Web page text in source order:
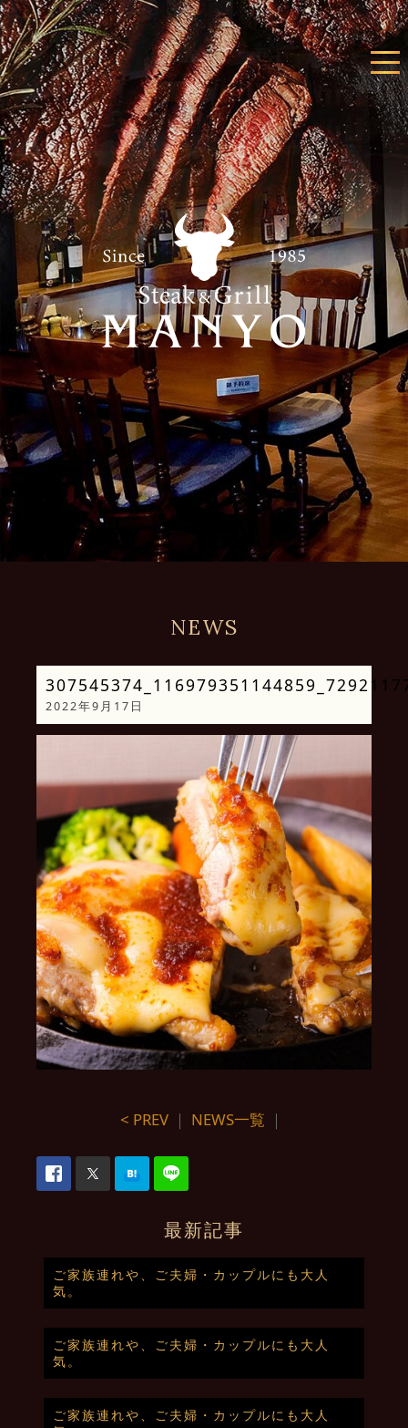
NEWS
2022年9月17日
< PREV ｜ NEWS一覧 ｜
最新記事
ご家族連れや、ご夫婦・カップルにも大人
気。
ご家族連れや、ご夫婦・カップルにも大人
気。
ご家族連れや、ご夫婦・カップルにも大人